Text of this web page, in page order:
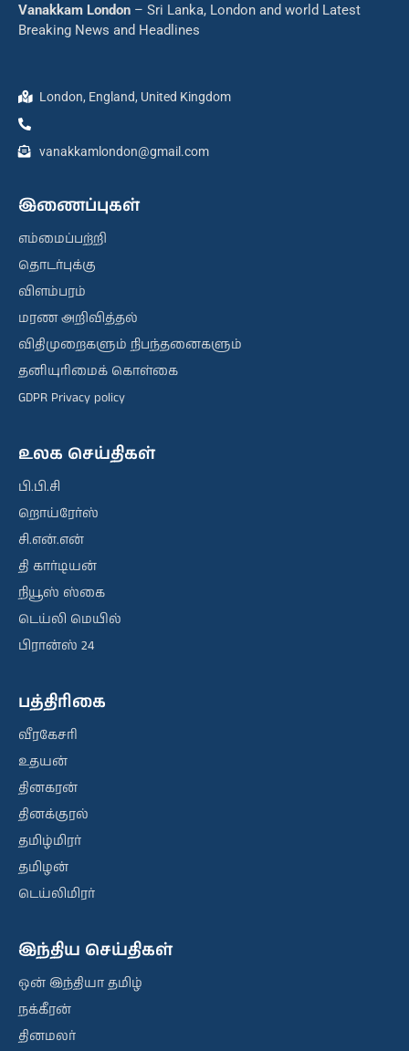
Vanakkam London – Sri Lanka, London and world Latest
Breaking News and Headlines
London, England, United Kingdom
vanakkamlondon@gmail.com
இணைப்புகள்
எம்மைப்பற்றி
தொடர்புக்கு
விளம்பரம்
மரண அறிவித்தல்
விதிமுறைகளும் நிபந்தனைகளும்
தனியுரிமைக் கொள்கை
GDPR Privacy policy
உலக செய்திகள்
பி.பி.சி
றொய்ரேர்ஸ்
சி.என்.என்
தி கார்டியன்
நியூஸ் ஸ்கை
டெய்லி மெயில்
பிரான்ஸ் 24
பத்திரிகை
வீரகேசரி
உதயன்
தினகரன்
தினக்குரல்
தமிழ்மிரர்
தமிழன்
டெய்லிமிரர்
இந்திய செய்திகள்
ஒன் இந்தியா தமிழ்
நக்கீரன்
தினமலர்